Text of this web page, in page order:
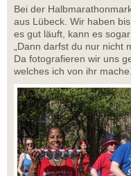
Bei der
aus Lübeck. Wir haben
es gut läuft, kann es
„Dann darfst du nur nicht
Da fotografieren wir uns
welches ich von ihr mache.